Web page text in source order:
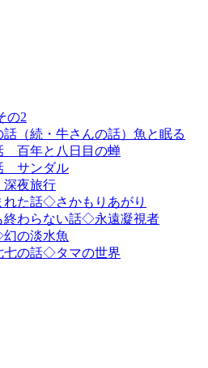
の2
（続・牛さんの話）魚と眠る
百年と八日目の蝉
サンダル
夜旅行
れた話◇さかもりあがり
終わらない話◇永遠凝視者
の淡水魚
七の話◇タマの世界